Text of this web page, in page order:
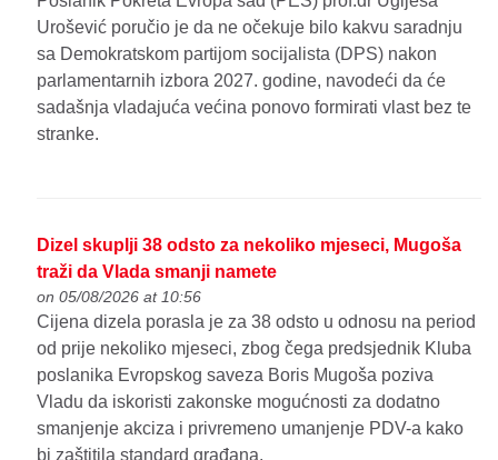
Urošević poručio je da ne očekuje bilo kakvu saradnju
sa Demokratskom partijom socijalista (DPS) nakon
parlamentarnih izbora 2027. godine, navodeći da će
sadašnja vladajuća većina ponovo formirati vlast bez te
stranke.
Dizel skuplji 38 odsto za nekoliko mjeseci, Mugoša
traži da Vlada smanji namete
on 05/08/2026 at 10:56
Cijena dizela porasla je za 38 odsto u odnosu na period
od prije nekoliko mjeseci, zbog čega predsjednik Kluba
poslanika Evropskog saveza Boris Mugoša poziva
Vladu da iskoristi zakonske mogućnosti za dodatno
smanjenje akciza i privremeno umanjenje PDV-a kako
bi zaštitila standard građana.